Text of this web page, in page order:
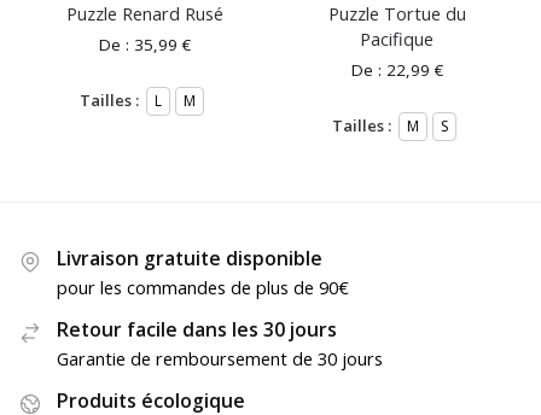
Puzzle Renard Rusé
De : 35,99€
Tailles : L M
Puzzle Tortue du
Pacifique
De : 22,99€
Tailles : M S
Livraison gratuite disponible
pour les commandes de plus de 90€
Retour facile dans les 30 jours
Garantie de remboursement de 30 jours
Produits écologique